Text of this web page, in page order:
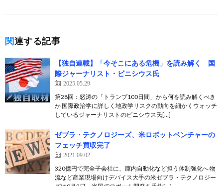
関連する記事
【独自連載】「今そこにある危機」を読み解く 国
際ジャーナリスト・ビニシウス氏
2025.05.29
第28回：怒涛の「トランプ100日間」から何を読み解くべき
か 国際政治学に詳しく地政学リスクの動向を細かくウォッチ
しているジャーナリストのビニシウス氏[…]
ゼブラ・テクノロジーズ、米ロボットベンチャーの
フェッチ買収完了
2021.09.02
320億円で完全子会社に、庫内自動化など担う体制強化へ 物
流など産業現場向けデバイス大手の米ゼブラ・テクノロジー